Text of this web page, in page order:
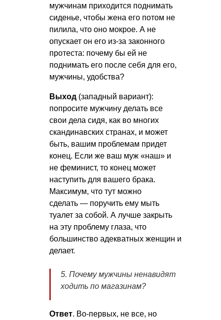
мужчинам приходится поднимать
сиденье, чтобы жена его потом не
пилила, что оно мокрое. А не
опускает он его из-за законного
протеста: почему бы ей не
поднимать его после себя для его,
мужчины, удобства?
Выход (западный вариант):
попросите мужчину делать все
свои дела сидя, как во многих
скандинавских странах, и может
быть, вашим проблемам придет
конец. Если же ваш муж «наш» и
не феминист, то конец может
наступить для вашего брака.
Максимум, что тут можно
сделать — поручить ему мыть
туалет за собой. А лучше закрыть
на эту проблему глаза, что
большинство адекватных женщин и
делает.
5. Почему мужчины ненавидят
ходить по магазинам?
Ответ. Во-первых, не все, но